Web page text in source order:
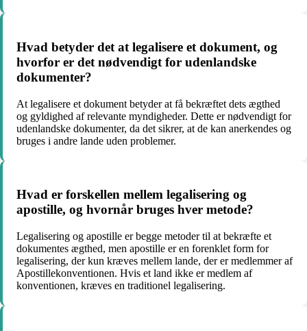
Hvad betyder det at legalisere et dokument, og
hvorfor er det nødvendigt for udenlandske
dokumenter?
At legalisere et dokument betyder at få bekræftet dets ægthed
og gyldighed af relevante myndigheder. Dette er nødvendigt for
udenlandske dokumenter, da det sikrer, at de kan anerkendes og
bruges i andre lande uden problemer.
Hvad er forskellen mellem legalisering og
apostille, og hvornår bruges hver metode?
Legalisering og apostille er begge metoder til at bekræfte et
dokumentes ægthed, men apostille er en forenklet form for
legalisering, der kun kræves mellem lande, der er medlemmer af
Apostillekonventionen. Hvis et land ikke er medlem af
konventionen, kræves en traditionel legalisering.